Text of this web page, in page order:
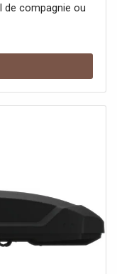
de compagnie ou
style.Le Thule
grâce à son
tailles étendues,
offre aussi une
En plus de son
votre véhicule,
telles qu'un
une ouverture
pour une